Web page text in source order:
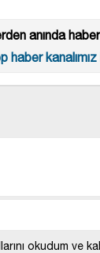
anında
kanalımız
okudum ve